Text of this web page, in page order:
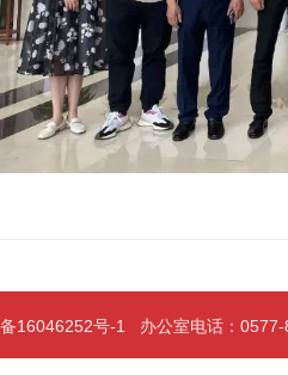
16046252号-1 办公室电话：